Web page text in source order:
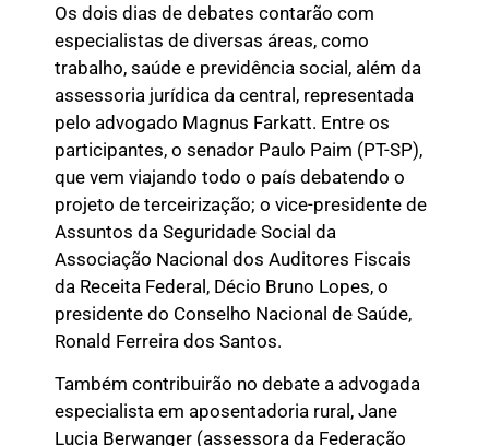
Os dois dias de debates contarão com
especialistas de diversas áreas, como
trabalho, saúde e previdência social, além da
assessoria jurídica da central, representada
pelo advogado Magnus Farkatt. Entre os
participantes, o senador Paulo Paim (PT-SP),
que vem viajando todo o país debatendo o
projeto de terceirização; o vice-presidente de
Assuntos da Seguridade Social da
Associação Nacional dos Auditores Fiscais
da Receita Federal, Décio Bruno Lopes, o
presidente do Conselho Nacional de Saúde,
Ronald Ferreira dos Santos.
Também contribuirão no debate a advogada
especialista em aposentadoria rural, Jane
Lucia Berwanger (assessora da Federação